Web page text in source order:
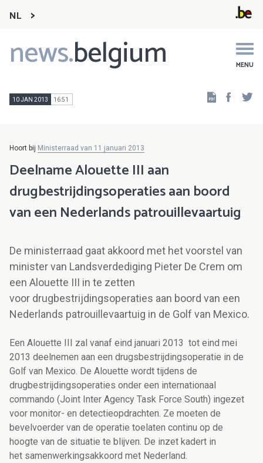
NL
news.belgium MENU
Main
navigation
10 JAN 2013 16:51
Hoort bij Ministerraad van 11 januari 2013
Deelname Alouette III aan
drugbestrijdingsoperaties aan boord
van een Nederlands patrouillevaartuig
De ministerraad gaat akkoord met het voorstel van
minister van Landsverdediging Pieter De Crem om
een Alouette III in te zetten
voor drugbestrijdingsoperaties aan boord van een
Nederlands patrouillevaartuig in de Golf van Mexico.
Een Alouette III zal vanaf eind januari 2013 tot eind mei
2013 deelnemen aan een drugsbestrijdingsoperatie in de
Golf van Mexico. De Alouette wordt tijdens de
drugbestrijdingsoperaties onder een internationaal
commando (Joint Inter Agency Task Force South) ingezet
voor monitor- en detectieopdrachten. Ze moeten de
bevelvoerder van de operatie toelaten continu op de
hoogte van de situatie te blijven. De inzet kadert in
het samenwerkingsakkoord met Nederland.